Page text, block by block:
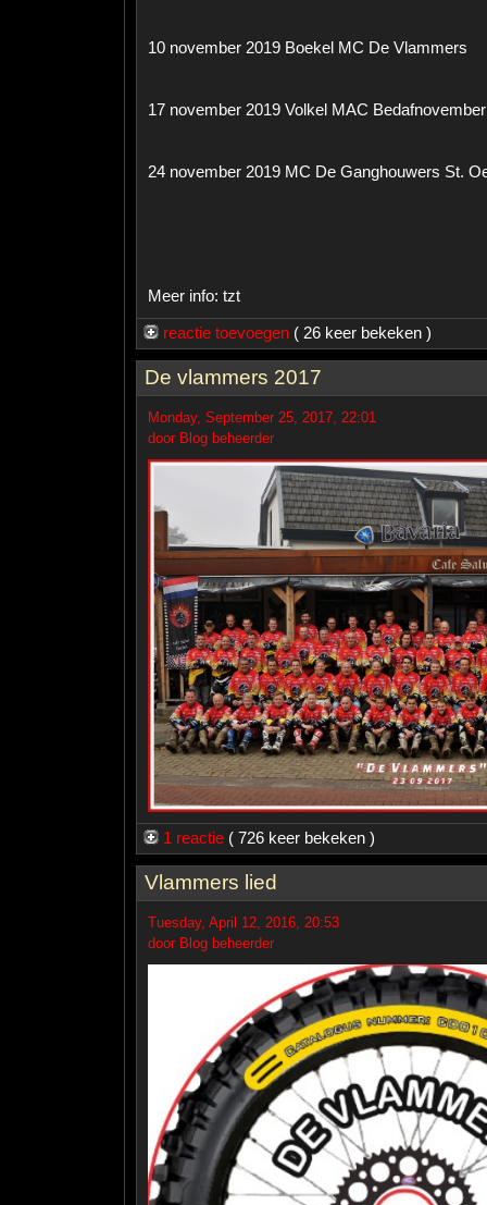
10 november 2019 Boekel MC De Vlammers
17 november 2019 Volkel MAC
24 november 2019 MC De Ganghouwers St.
Meer info: tzt
reactie toevoegen ( 26 keer bekeken )
De vlammers 2017
Monday, September 25, 2017, 22:01
door Blog beheerder
1 reactie ( 726 keer bekeken )
Vlammers lied
Tuesday, April 12, 2016, 20:53
door Blog beheerder